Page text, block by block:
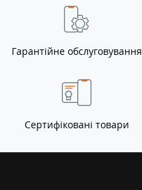
Гарантійне обслуговування
Сертифіковані товари